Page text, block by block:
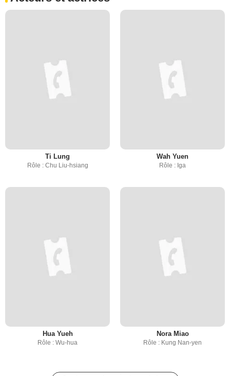
Ti Lung
Rôle : Chu Liu-hsiang
Wah Yuen
Rôle : Iga
Hua Yueh
Rôle : Wu-hua
Nora Miao
Rôle : Kung Nan-yen